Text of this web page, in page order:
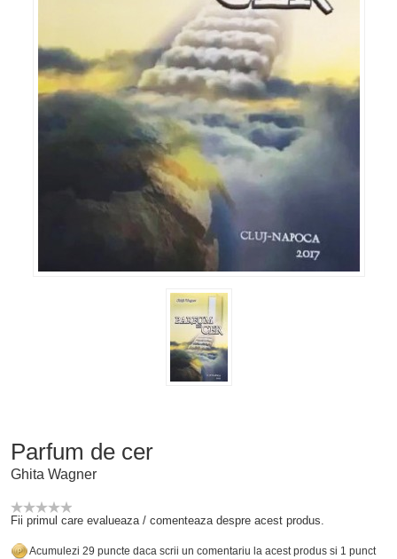
Parfum de cer
Ghita Wagner
Fii primul care evalueaza / comenteaza despre acest produs.
Acumulezi 29 puncte daca scrii un comentariu la acest produs si 1 punct